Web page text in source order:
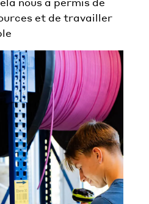
et de travailler